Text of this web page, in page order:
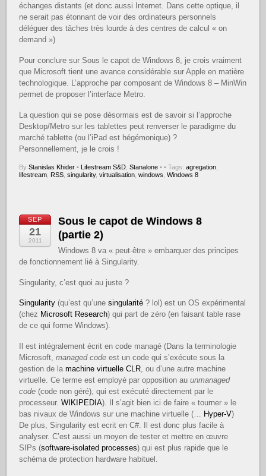
échanges distants (et donc aussi Internet. Dans cette optique, il
ne serait pas étonnant de voir des ordinateurs personnels
déléguer des tâches très lourde à des centres de calcul « on
demand »)
Pour conclure sur Sous le capot de Windows 8, je crois vraiment
que Microsoft tient une avance considérable sur Apple en matière
technologique. L’approche par composant de Windows 8 – MinWin
permet de proposer l’interface Metro.
La question qui se pose désormais est de savoir si l’approche
Desktop/Metro sur les tablettes peut renverser le paradigme du
marché tablette (ou l’iPad est hégémonique) ?
Personnellement, je le crois !
ByStanislas Khider • Lifestream S&D ,Stanalone • • Tags:agregation
lifestream RSS ,singularity,virtualisation ,windows ,Windows 8
SEP
21
2011
Sous le capot de Windows 8
(partie 2)
Windows 8 va « peut-être » embarquer des principes
de fonctionnement lié à Singularity.
Singularity, c’est quoi au juste ?
Singularity (qu’est qu’unesingularité? lol) est un OS expérimental
(chez Microsoft Research) qui part de zéro (en faisant table rase
de ce qui forme Windows).
Il est intégralement écrit en code managé (Dans la terminologie
Microsoft,managed code est un code qui s’exécute sous la
gestion de lamachine virtuelle CLR , ou d’une autre machine
virtuelle. Ce terme est employé par opposition auunmanaged
code (code non géré), qui est exécuté directement par le
processeur.WIKIPEDIA). Il s’agit bien ici de faire « tourner » le
bas nivaux de Windows sur une machine virtuelle (…
Hyper-V)
De plus, Singularity est ecrit en C#. Il est donc plus facile à
analyser. C’est aussi un moyen de tester et mettre en œuvre
SIPs (software-isolated processes) qui est plus rapide que le
schéma de protection hardware habituel.